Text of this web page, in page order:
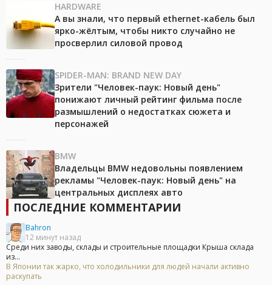
HARDWARE
А вы знали, что первый ethernet-кабель был
ярко-жёлтым, чтобы никто случайно не
просверлил силовой провод
SPIDER-MAN: BRAND NEW DAY
Зрители "Человек-паук: Новый день"
понижают личный рейтинг фильма после
размышлений о недостатках сюжета и
персонажей
BMW
Владельцы BMW недовольны появлением
рекламы "Человек-паук: Новый день" на
центральных дисплеях авто
ПОСЛЕДНИЕ КОММЕНТАРИИ
Bahron
12 минут назад
Среди них заводы, склады и строительные площадки Крыша склада
из...
В Японии так жарко, что холодильники для людей начали активно
раскупать